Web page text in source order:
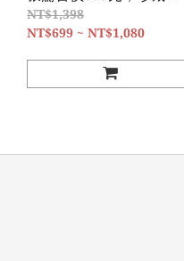
禮兩相宜兩張特價1080元
NT$1,398
NT$699 ~ NT$1,080